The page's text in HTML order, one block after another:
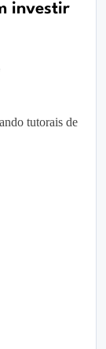
investir